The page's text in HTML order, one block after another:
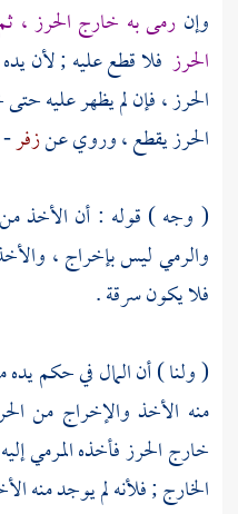
وإن رمى به خارج الحرز ،
الحرز فلا قطع عليه ; لأن
الحرز ، فإن لم يظهر عليه
الحرز يقطع ، وروي عنزفر-
( وجه ) قوله : أن الأخذ من
والرمي ليس بإخراج ،
فلا يكون سرقة .
( ولنا ) أن المال في حكم
منه الأخذ والإخراج من
خارج الحرز فأخذه المرمي
الخارج ; فلأنه لم يوجد منه